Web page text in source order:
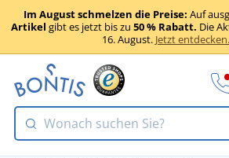
Im August schmelzen die Preise: Auf
Artikel gibt es jetzt bis zu 50 % Rabatt. Die
16. August. Jetzt entdecken.